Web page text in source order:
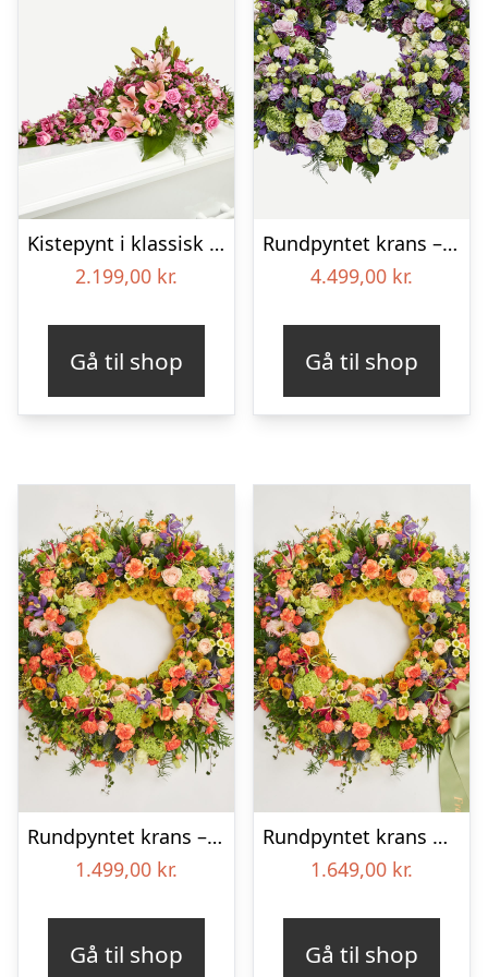
Kistepynt i klassisk stil – pink
2.199,00 kr.
Gå til shop
Rundpyntet krans – Et eksklusivt farvel
4.499,00 kr.
Gå til shop
Rundpyntet krans – Et farverigt farvel
1.499,00 kr.
Gå til shop
Rundpyntet krans med bånd – Et farverigt farvel
1.649,00 kr.
Gå til shop